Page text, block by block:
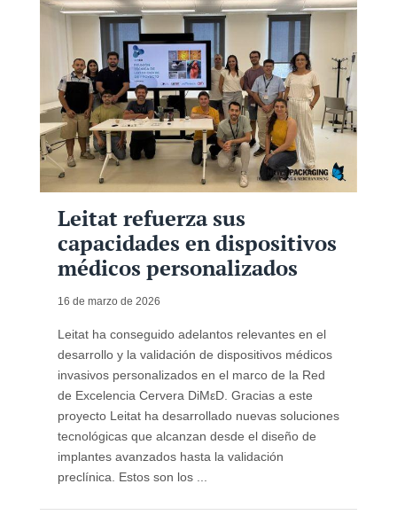
Leitat refuerza sus
capacidades en dispositivos
médicos personalizados
16 de marzo de 2026
Leitat ha conseguido adelantos relevantes en el
desarrollo y la validación de dispositivos médicos
invasivos personalizados en el marco de la Red
de Excelencia Cervera DiMεD. Gracias a este
proyecto Leitat ha desarrollado nuevas soluciones
tecnológicas que alcanzan desde el diseño de
implantes avanzados hasta la validación
preclínica. Estos son los ...